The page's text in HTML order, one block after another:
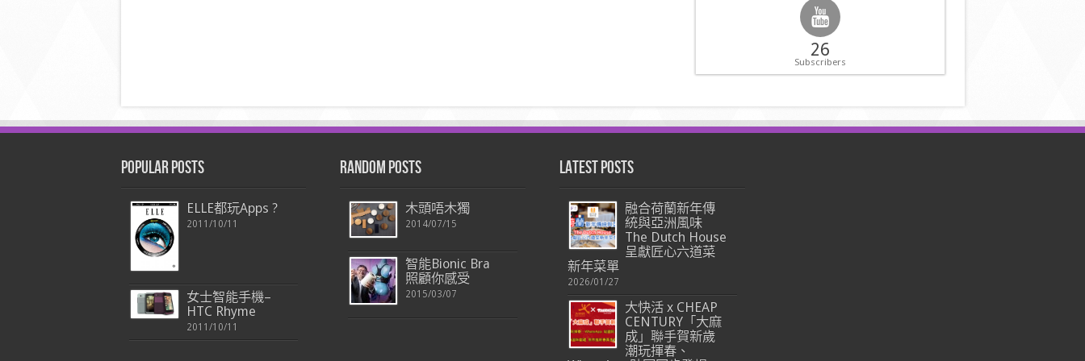
26
Subscribers
Popular Posts
ELLE都玩Apps ?
2011/10/11
女士智能手機–
HTC Rhyme
2011/10/11
Random Posts
木頭唔木獨
2014/07/15
智能Bionic Bra
照顧你感受
2015/03/07
Latest Posts
融合荷蘭新年傳
統與亞洲風味
The Dutch House
呈獻匠心六道菜
新年菜單
2026/01/27
大快活 x CHEAP
CENTURY「大麻
成」聯手賀新歲
潮玩揮春、